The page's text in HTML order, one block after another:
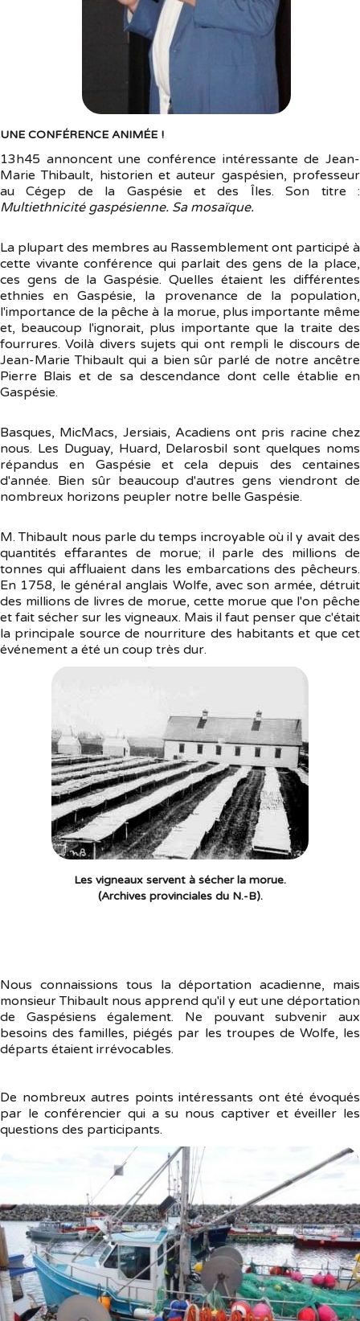
UNE CONFÉRENCE ANIMÉE !
13h45 annoncent une conférence intéressante de Jean-
Marie Thibault, historien et auteur gaspésien, professeur
au Cégep de la Gaspésie et des Îles. Son titre :
Multiethnicité gaspésienne. Sa mosaïque.
La plupart des membres au Rassemblement ont participé à
cette vivante conférence qui parlait des gens de la place,
ces gens de la Gaspésie. Quelles étaient les différentes
ethnies en Gaspésie, la provenance de la population,
l'importance de la pêche à la morue, plus importante même
et, beaucoup l'ignorait, plus importante que la traite des
fourrures. Voilà divers sujets qui ont rempli le discours de
Jean-Marie Thibault qui a bien sûr parlé de notre ancêtre
Pierre Blais et de sa descendance dont celle établie en
Gaspésie.
Basques, MicMacs, Jersiais, Acadiens ont pris racine chez
nous. Les Duguay, Huard, Delarosbil sont quelques noms
répandus en Gaspésie et cela depuis des centaines
d'année. Bien sûr beaucoup d'autres gens viendront de
nombreux horizons peupler notre belle Gaspésie.
M. Thibault nous parle du temps incroyable où il y avait des
quantités effarantes de morue; il parle des millions de
tonnes qui affluaient dans les embarcations des pêcheurs.
En 1758, le général anglais Wolfe, avec son armée, détruit
des millions de livres de morue, cette morue que l'on pêche
et fait sécher sur les vigneaux. Mais il faut penser que c'était
la principale source de nourriture des habitants et que cet
événement a été un coup très dur.
Les vigneaux servent à sécher la morue.
(Archives provinciales du N.-B).
Nous connaissions tous la déportation acadienne, mais
monsieur Thibault nous apprend qu'il y eut une déportation
de Gaspésiens également. Ne pouvant subvenir aux
besoins des familles, piégés par les troupes de Wolfe, les
départs étaient irrévocables.
De nombreux autres points intéressants ont été évoqués
par le conférencier qui a su nous captiver et éveiller les
questions des participants.